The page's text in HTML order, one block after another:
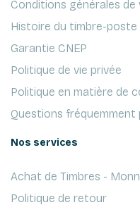
Conditions générales de
Histoire du timbre-poste
Garantie CNEP
Politique de vie privée
Politique en matière de
Questions fréquemment
Nos services
Achat de Timbres -
Politique de retour